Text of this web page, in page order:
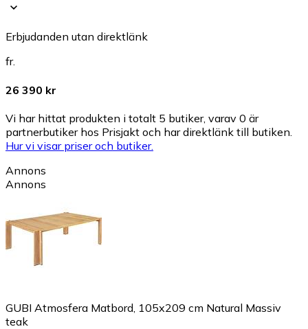
Erbjudanden utan direktlänk
fr.
26 390 kr
Vi har hittat produkten i totalt 5 butiker, varav 0 är
partnerbutiker hos Prisjakt och har direktlänk till butiken.
Hur vi visar priser och butiker.
Annons
Annons
GUBI Atmosfera Matbord, 105x209 cm Natural Massiv
teak